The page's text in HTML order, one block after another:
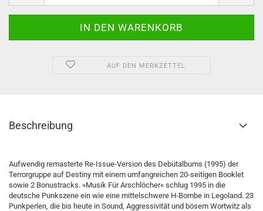
AUF DEN MERKZETTEL
Beschreibung
Aufwendig remasterte Re-Issue-Version des Debütalbums (1995) der
Terrorgruppe auf Destiny mit einem umfangreichen 20-seitigen Booklet
sowie 2 Bonustracks. »Musik Für Arschlöcher« schlug 1995 in die
deutsche Punkszene ein wie eine mittelschwere H-Bombe in Legoland. 23
Punkperlen, die bis heute in Sound, Aggressivität und bösem Wortwitz als